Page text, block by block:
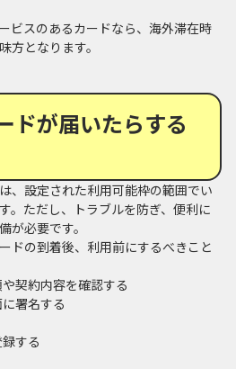
ビスのあるカードなら、海外滞在時
方となります。
ドが届いたらする
、設定された利用可能枠の範囲でい
。ただし、トラブルを防ぎ、便利に
が必要です。
ドの到着後、利用前にするべきこと
契約内容を確認する
署名する
する